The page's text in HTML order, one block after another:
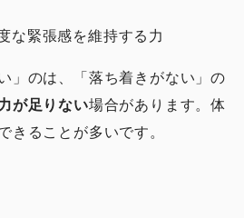
な緊張感を維持する力
」のは、「落ち着きがない」の
が足りない場合があります。体
きることが多いです。